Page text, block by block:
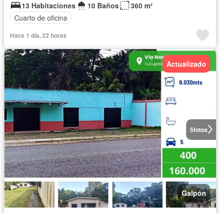
13 Habitaciones
10 Baños
360 m²
Cuarto de oficina
Hace 1 día, 22 horas
5fotos
Actualizado
Galpón